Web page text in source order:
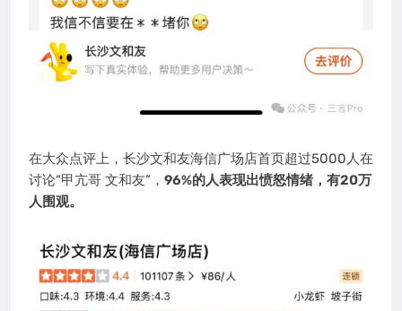
在大众点评上，长沙文和友海信广场店首页超过5000人在
讨论“甲亢哥 文和友”， 96%的人表现出愤怒情绪，有20万
人围观。